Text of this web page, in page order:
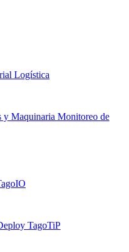
Logística
y Maquinaria Monitoreo de
TagoTiP